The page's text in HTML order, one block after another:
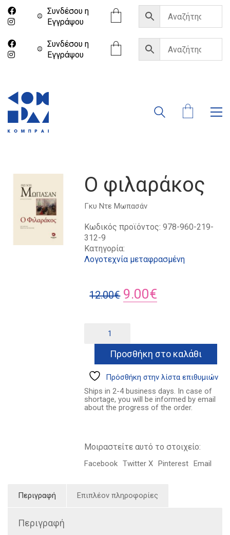
Συνδέσου η
Eγγράψου
Συνδέσου η
Eγγράψου
Ο φιλαράκος
Γκυ Ντε Μωπασάν
Κωδικός προϊόντος:978-960-219-
312-9
Κατηγορία:
Λογοτεχνία μεταφρασμένη
12.00€ Original
12.00€.
9.00€
είναι:
9.00€.
φιλαράκος
ποσότητα
Προσθήκη στο καλάθι
Πρόσθήκη στην λίστα επιθυμιών
Ships in 2-4 business days. In case of
shortage, you will be informed by email
about the progress of the order.
Μοιραστείτε αυτό το στοιχείο:
Facebook Twitter X Pinterest Email
Περιγραφή Επιπλέον πληροφορίες
Περιγραφή